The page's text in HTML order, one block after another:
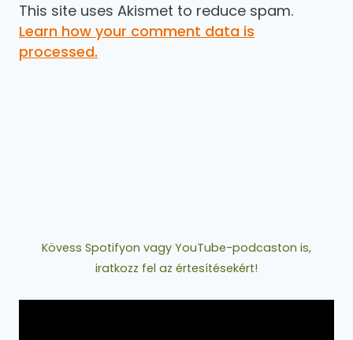
This site uses Akismet to reduce spam.
Learn how your comment data is
processed.
Kövess Spotifyon vagy YouTube-podcaston is,
iratkozz fel az értesítésekért!